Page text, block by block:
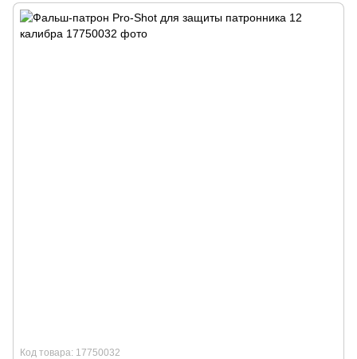
Код товара: 17750032